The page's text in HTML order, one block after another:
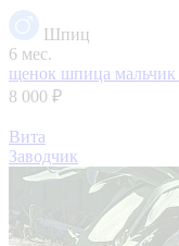
Шпиц
6 мес.
щенок шпица мальчик
8 000 ₽
Вита
Заводчик